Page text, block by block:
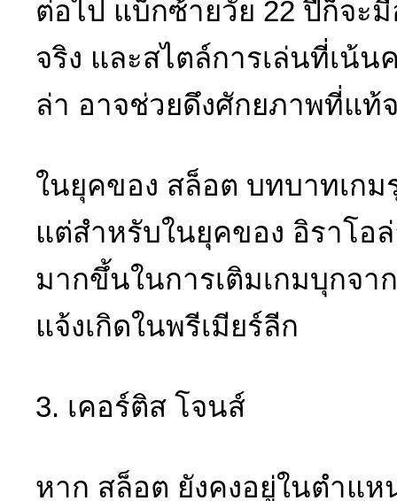
ต่อไป แบ็กซ้ายวัย 22 ปีก็จะ
จริง และสไตล์การเล่นที่เน้
ล่า อาจช่วยดึงศักยภาพที่แท้
ในยุคของ สล็อต บทบาทเกม
แต่สำหรับในยุคของ อิราโอ
มากขึ้นในการเติมเกมบุกจา
แจ้งเกิดในพรีเมียร์ลีก
3. เคอร์ติส โจนส์
หาก สล็อต ยังคงอยู่ในตำแห